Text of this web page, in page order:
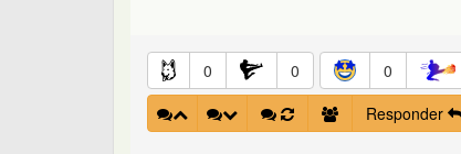
0 0 0
Responder